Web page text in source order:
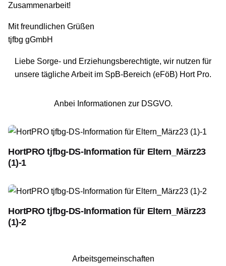
Zusammenarbeit!
Mit freundlichen Grüßen
tjfbg gGmbH
Liebe Sorge- und Erziehungsberechtigte, wir nutzen für
unsere tägliche Arbeit im SpB-Bereich (eFöB) Hort Pro.
Anbei Informationen zur DSGVO.
HortPRO tjfbg-DS-Information für Eltern_März23
(1)-1
HortPRO tjfbg-DS-Information für Eltern_März23
(1)-2
Arbeitsgemeinschaften